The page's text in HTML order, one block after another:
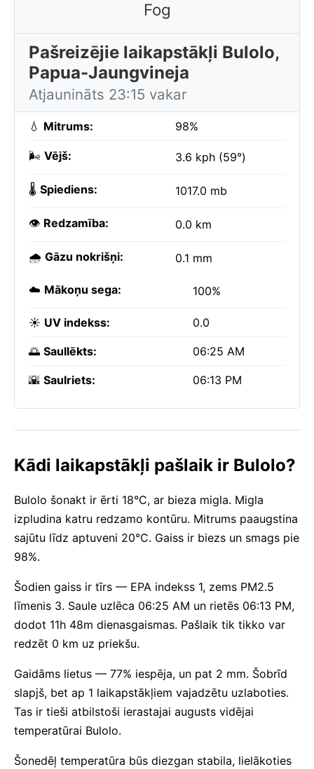
Fog
Pašreizējie laikapstākļi Bulolo,
Papua-Jaungvineja
Atjaunināts 23:15 vakar
💧 Mitrums: 98%
🌬️ Vējš: 3.6 kph (59°)
🌡️ Spiediens: 1017.0 mb
👁️ Redzamība: 0.0 km
🌧️ Gāzu nokrišņi: 0.1 mm
☁️ Mākoņu sega: 100%
☀️ UV indekss: 0.0
🌅 Saullēkts: 06:25 AM
🌇 Saulriets: 06:13 PM
Kādi laikapstākļi pašlaik ir Bulolo?
Bulolo šonakt ir ērti 18°C, ar bieza migla. Migla
izpludina katru redzamo kontūru. Mitrums paaugstina
sajūtu līdz aptuveni 20°C. Gaiss ir biezs un smags pie
98%.
Šodien gaiss ir tīrs — EPA indekss 1, zems PM2.5
līmenis 3. Saule uzlēca 06:25 AM un rietēs 06:13 PM,
dodot 11h 48m dienasgaismas. Pašlaik tik tikko var
redzēt 0 km uz priekšu.
Gaidāms lietus — 77% iespēja, un pat 2 mm. Šobrīd
slapjš, bet ap 1 laikapstākļiem vajadzētu uzlaboties.
Tas ir tieši atbilstoši ierastajai augusts vidējai
temperatūrai Bulolo.
Šonedēļ temperatūra būs diezgan stabila, lielākoties